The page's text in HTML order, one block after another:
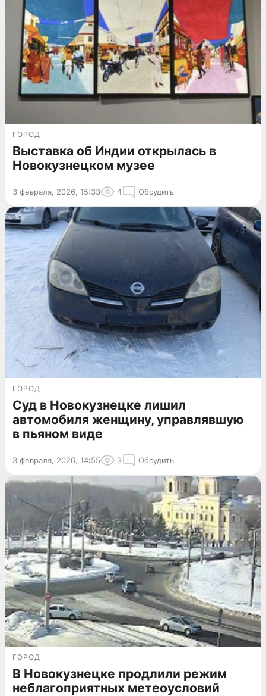
ГОРОД
Выставка об Индии открылась в
Новокузнецком музее
3 февраля, 2026, 15:33 4 Обсудить
ГОРОД
Суд в Новокузнецке лишил
автомобиля женщину, управлявшую
в пьяном виде
3 февраля, 2026, 14:55 3 Обсудить
ГОРОД
В Новокузнецке продлили режим
неблагоприятных метеоусловий